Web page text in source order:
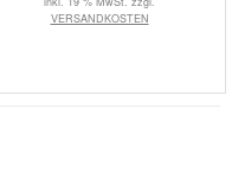
VERSANDKOSTEN